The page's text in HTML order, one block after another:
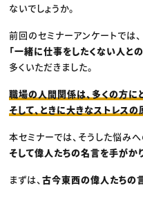
ないでしょうか。
前回のセミナーアンケートでは、
「一緒に仕事をしたくない人と
多くいただきました。
職場の人間関係は、多くの方に
そして、ときに大きなストレスの
本セミナーでは、そうした悩みへ
そして偉人たちの名言を手がか
まずは、古今東西の偉人たちの